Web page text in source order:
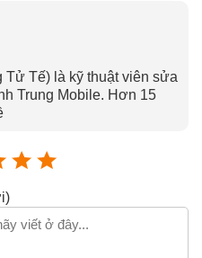
Tử Tế) là kỹ thuật viên sửa
Trung Mobile. Hơn 15